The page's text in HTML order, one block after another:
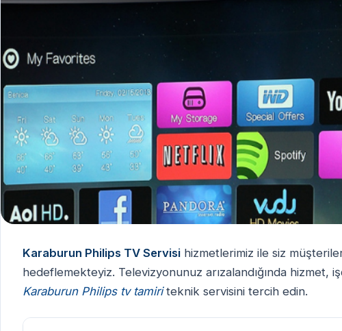
Karaburun Philips TV Servisi hizmetlerimiz ile siz
hedeflemekteyiz. Televizyonunuz arızalandığında hizmet,
Karaburun Philips tv tamiriteknik servisini tercih edin.